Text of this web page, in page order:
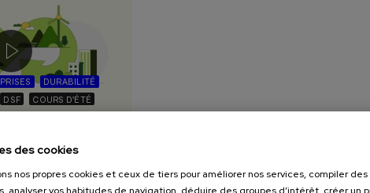
DURABILITÉ
DSF COURS D'ÉTÉ
des cookies
nos propres cookies et ceux de tiers pour améliorer nos services, compiler
analyser vos habitudes de navigation, déduire des groupes d’intérêt, créer un